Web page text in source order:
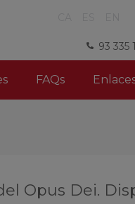
93 335
FAQs
Opus Dei.